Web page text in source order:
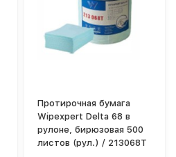
Протирочная бумага
Wipexpert Delta 68 в
рулоне, бирюзовая 500
листов (рул.) / 213068T